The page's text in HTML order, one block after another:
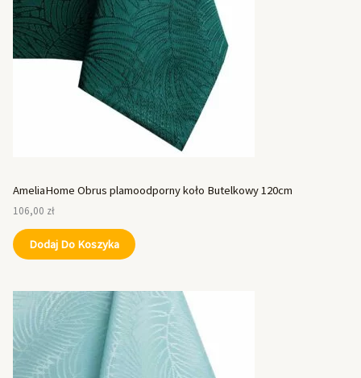
AmeliaHome Obrus plamoodporny koło Butelkowy 120cm
106,00 zł
Dodaj Do Koszyka